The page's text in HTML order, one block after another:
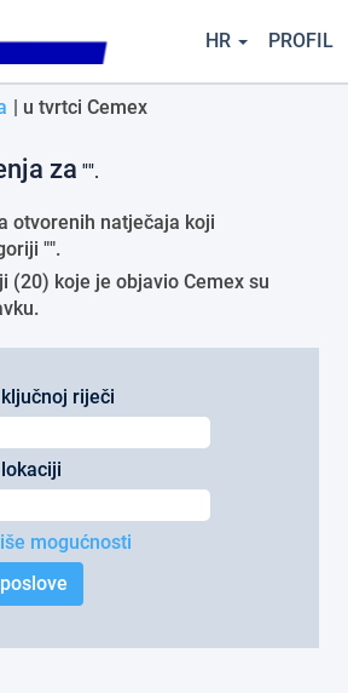
HR PROFIL
| u tvrtci Cemex(trenutačna
za "".
otvorenih natječaja koji
"".
(20) koje je objavio Cemex su
riječi
mogućnosti